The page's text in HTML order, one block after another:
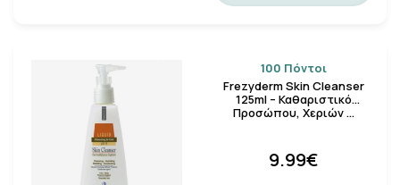
100 Πόντοι
Frezyderm Skin Cleanser
125ml – Καθαριστικό
Προσώπου, Χεριών …
9.99€